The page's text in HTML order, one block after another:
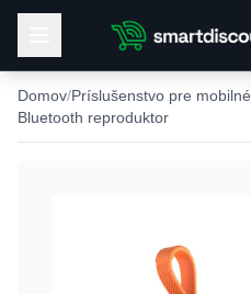
Domov Príslušenstvo pre
Bluetooth reproduktor